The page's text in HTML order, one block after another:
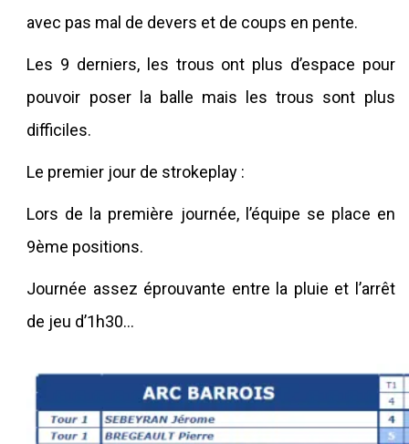
avec pas mal de devers et de coups en pente.
Les 9 derniers, les trous ont plus d’espace pour
pouvoir poser la balle mais les trous sont plus
difficiles.
Le premier jour de strokeplay :
Lors de la première journée, l’équipe se place en
9ème positions.
Journée assez éprouvante entre la pluie et l’arrêt
de jeu d’1h30…